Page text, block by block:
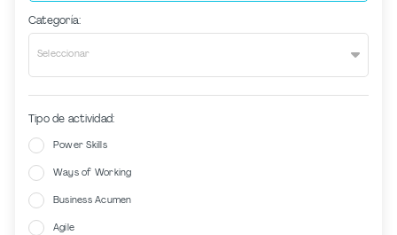
Categoría:
Seleccionar
Tipo de actividad:
Power Skills
Ways of Working
Business Acumen
Agile